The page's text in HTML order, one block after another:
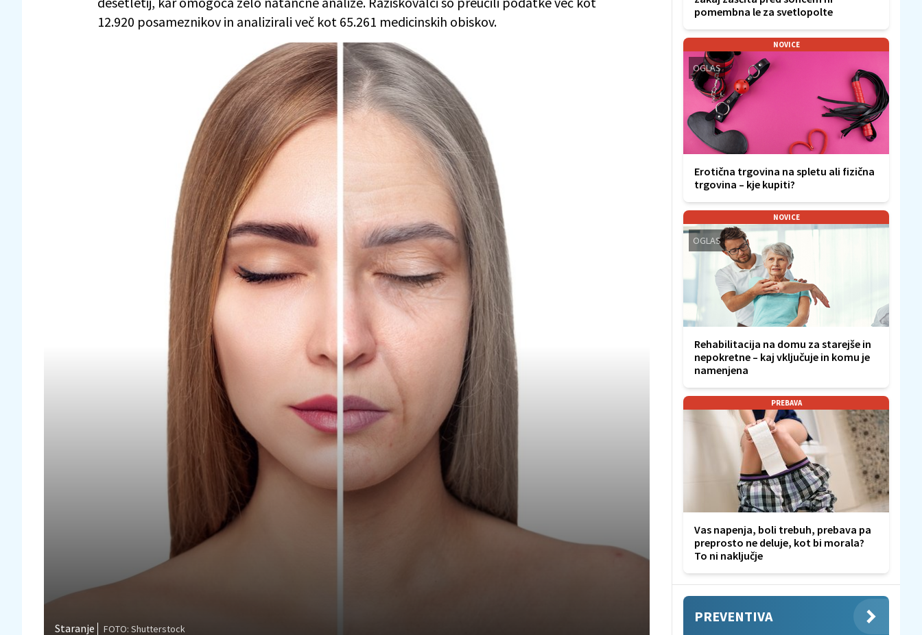
12.920 posameznikov in analizirali več kot 65.261 medicinskih obiskov.
Staranje FOTO: Shutterstock
pomembna le za svetlopolte
NOVICE
OGLAS
Erotična trgovina na spletu ali fizična
trgovina – kje kupiti?
NOVICE
OGLAS
Rehabilitacija na domu za starejše in
nepokretne – kaj vključuje in komu je
namenjena
PREBAVA
Vas napenja, boli trebuh, prebava pa
preprosto ne deluje, kot bi morala?
To ni naključje
PREVENTIVA